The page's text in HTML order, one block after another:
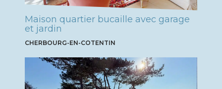
Maison quartier bucaille avec garage
et jardin
CHERBOURG-EN-COTENTIN